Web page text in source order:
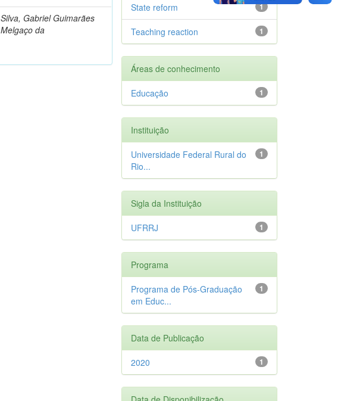
Silva, Gabriel Guimarães
Melgaço da
1
State reform
1
Teaching reaction
Áreas de conhecimento
1
Educação
Instituição
1
Universidade Federal Rural do
Rio...
Sigla da Instituição
1
UFRRJ
Programa
1
Programa de Pós-Graduação
em Educ...
Data de Publicação
1
2020